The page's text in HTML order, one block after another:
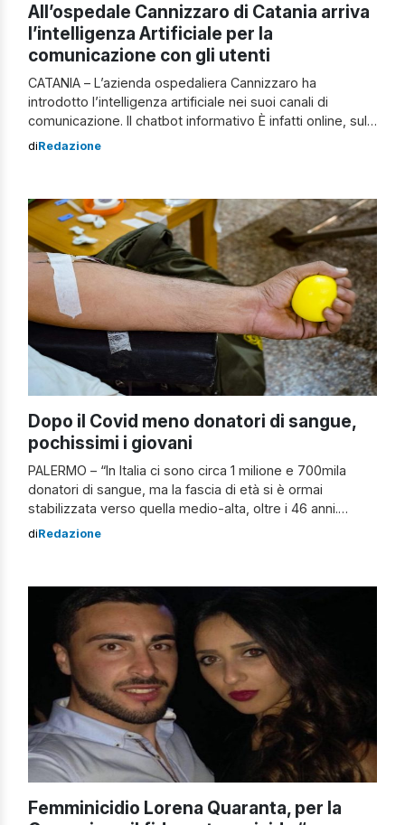
All’ospedale Cannizzaro di Catania arriva
l’intelligenza Artificiale per la
comunicazione con gli utenti
CATANIA – L’azienda ospedaliera Cannizzaro ha
introdotto l’intelligenza artificiale nei suoi canali di
comunicazione. Il chatbot informativo È infatti online, sul
sito www.aocannizzaro.it, un “chatbot” informativo
materia di offerta di servizi e accesso alle prestazioni.
Cliccando sul logo con la frase […]
diRedazione
Dopo il Covid meno donatori di sangue,
pochissimi i giovani
PALERMO – “In Italia ci sono circa 1 milione e 700mila
donatori di sangue, ma la fascia di età si è ormai
stabilizzata verso quella medio-alta, oltre i 46 anni.
Purtroppo, i giovani che donano il sangue sono molto
[…]
diRedazione
Femminicidio Lorena Quaranta, per la